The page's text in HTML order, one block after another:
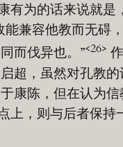
有为的话来说就是
能兼容他教而无碍
而伐异也。”<26>
超，虽然对孔教的
康陈，但在认为信
上，则与后者保持